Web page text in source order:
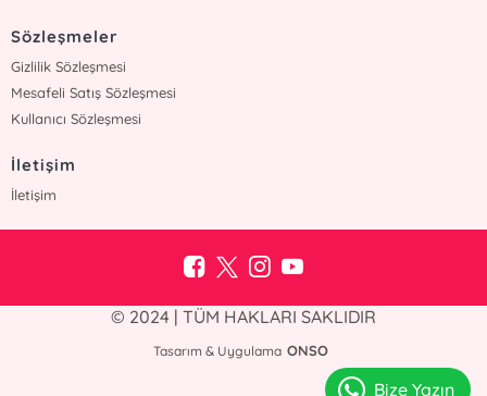
Sözleşmeler
Gizlilik Sözleşmesi
Mesafeli Satış Sözleşmesi
Kullanıcı Sözleşmesi
İletişim
İletişim
© 2024 | TÜM HAKLARI SAKLIDIR
Tasarım & Uygulama ONSO
Bize Yazın